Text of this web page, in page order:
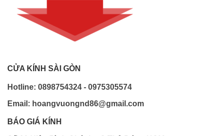
CỬA KÍNH SÀI GÒN
Hotline: 0898754324 - 0975305574
Email: hoangvuongnd86@gmail.com
BÁO GIÁ KÍNH